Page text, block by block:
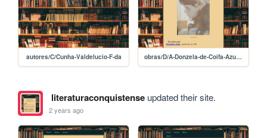
autores/C/Cunha-Valdelucio-F-da obras/D/A-Donzela-de-Coifa-Azul-Alina
literaturaconquistenseupdated their site.
2 years ago